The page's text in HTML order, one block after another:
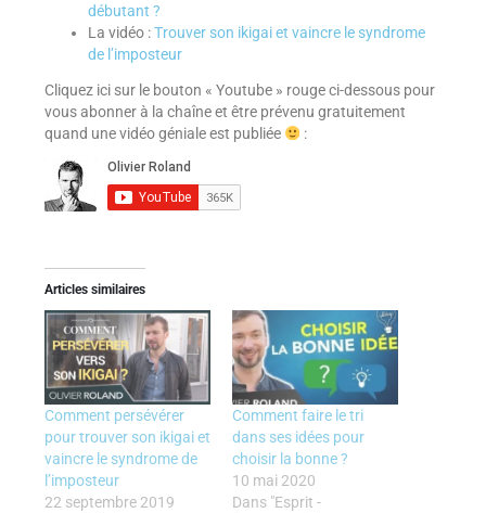
débutant ?
La vidéo :Trouver son ikigai et vaincre le syndrome
de l’imposteur
Cliquez ici sur le bouton « Youtube » rouge ci-dessous pour
vous abonner à la chaîne et être prévenu gratuitement
quand une vidéo géniale est publiée
:
Articles similaires
Comment persévérer
pour trouver son ikigai et
vaincre le syndrome de
l’imposteur
22 septembre 2019
Comment faire le tri
dans ses idées pour
choisir la bonne ?
10 mai 2020
Dans "Esprit -